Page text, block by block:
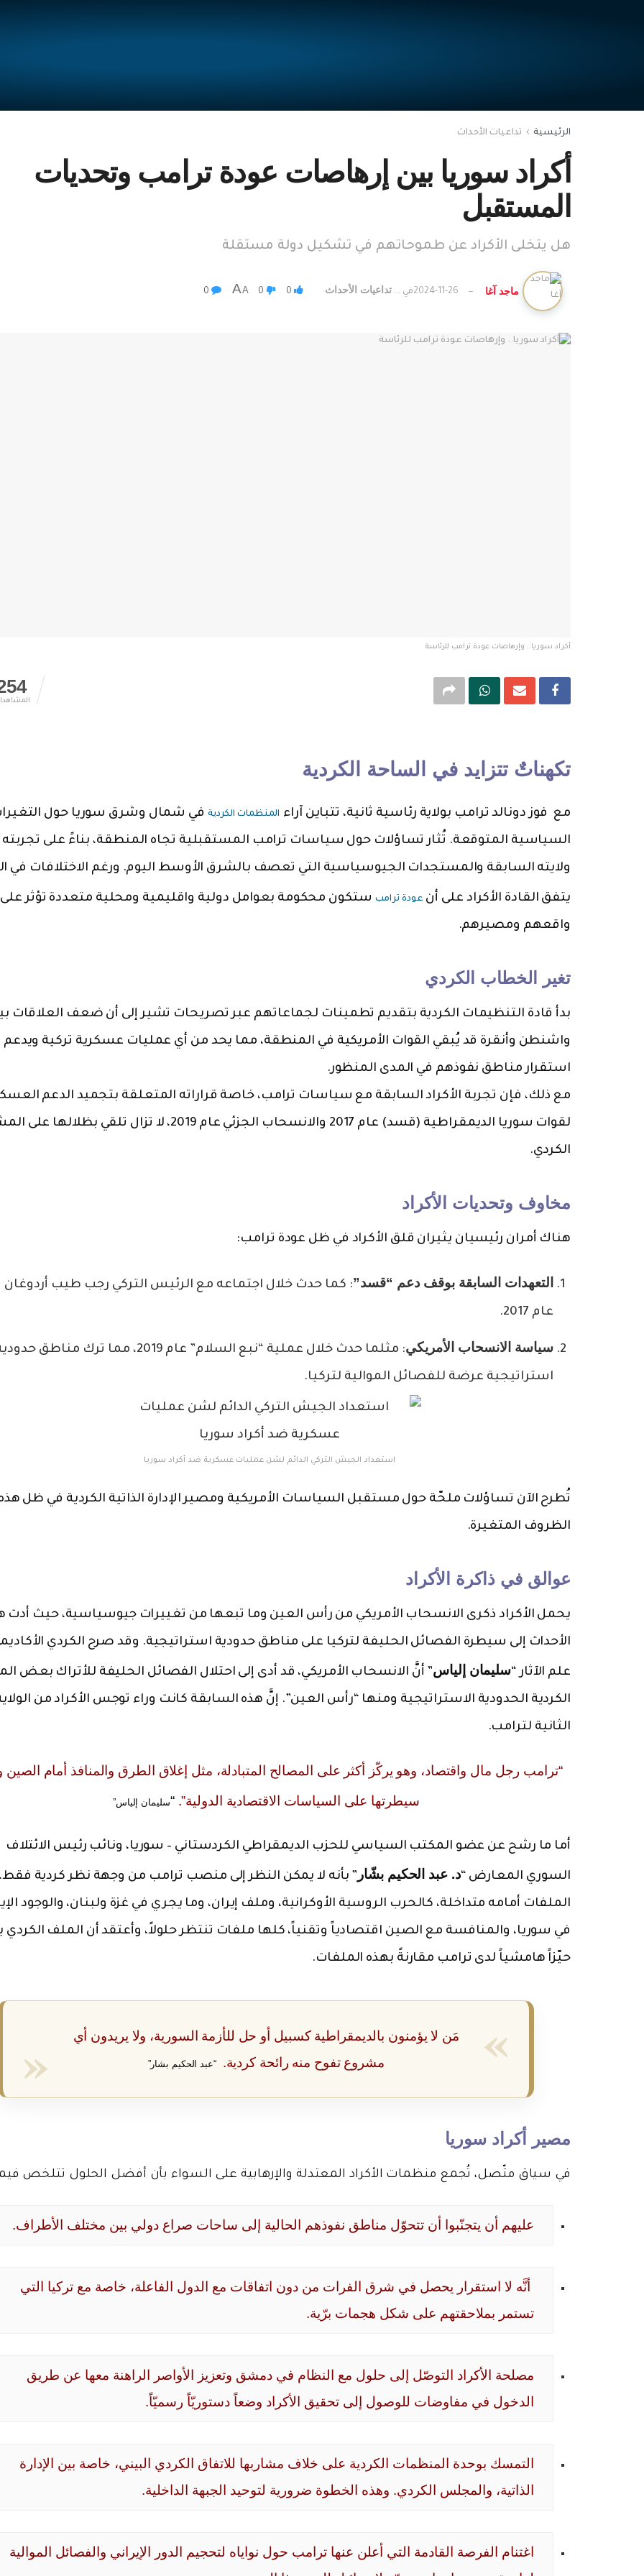
الرئيسية تداعيات الأحداث
أكراد سوريا بين إرهاصات عودة ترامب وتحديات
المستقبل
هل يتخلى الأكراد عن طموحاتهم في تشكيل دولة مستقلة
ماجد آغا 2024-11-26في ... تداعيات الأحداث 0
0
A
A
أكراد سوريا.. وإرهاصات عودة ترامب للرئاسة
تكهناتٌ تتزايد في الساحة الكردية
مع فوز دونالد ترامب بولاية رئاسية ثانية، تتباين آراء المنظمات الكردية في شمال وشرق سوريا حول
السياسية المتوقعة. تُثار تساؤلات حول سياسات ترامب المستقبلية تجاه المنطقة، بناءً على
ولايته السابقة والمستجدات الجيوسياسية التي تعصف بالشرق الأوسط اليوم. ورغم الاختلافات في
يتفق القادة الأكراد على أن عودة ترامب ستكون محكومة بعوامل دولية واقليمية ومحلية متعددة تؤثر على
واقعهم ومصيرهم.
تغير الخطاب الكردي
بدأ قادة التنظيمات الكردية بتقديم تطمينات لجماعاتهم عبر تصريحات تشير إلى أن ضعف العلاقات
واشنطن وأنقرة قد يُبقي القوات الأمريكية في المنطقة، مما يحد من أي عمليات عسكرية تركية ويدعم
استقرار مناطق نفوذهم في المدى المنظور.
مع ذلك، فإن تجربة الأكراد السابقة مع سياسات ترامب، خاصة قراراته المتعلقة بتجميد الدعم
لقوات سوريا الديمقراطية (قسد) عام 2017 والانسحاب الجزئي عام 2019، لا تزال تلقي
الكردي.
مخاوف وتحديات الأكراد
هناك أمران رئيسيان يثيران قلق الأكراد في ظل عودة ترامب:
التعهدات السابقة بوقف دعم “قسد”: كما حدث خلال اجتماعه مع الرئيس التركي رجب طيب أردوغان
عام 2017.
سياسة الانسحاب الأمريكي
: مثلما حدث خلال عملية “نبع السلام” عام 2019، مما ترك مناطق
استراتيجية عرضة للفصائل الموالية لتركيا.
استعداد الجيش التركي الدائم لشن عمليات عسكرية ضد أكراد سوريا
تُطرح الآن تساؤلات ملحّة حول مستقبل السياسات الأمريكية ومصير الإدارة الذاتية الكردية في ظل
الظروف المتغيرة.
عوالق في ذاكرة الأكراد
يحمل الأكراد ذكرى الانسحاب الأمريكي من رأس العين وما تبعها من تغييرات جيوسياسية، حيث أدت
الأحداث إلى سيطرة الفصائل الحليفة لتركيا على مناطق حدودية استراتيجية. وقد صرح الكردي
علم الآثار “سليمان إلياس” أنَّ الانسحاب الأمريكي، قد أدى إلى احتلال الفصائل الحليفة للأتراك بعض
الكردية الحدودية الاستراتيجية ومنها “رأس العين”. إنَّ هذه السابقة كانت وراء توجس الأكراد من
الثانية لترامب.
“ترامب رجل مال واقتصاد، وهو يركّز أكثر على المصالح المتبادلة، مثل إغلاق الطرق والمنافذ أمام الصين
سيطرتها على السياسات الاقتصادية الدولية”. “سليمان إلياس”
أما ما رشح عن عضو المكتب السياسي للحزب الديمقراطي الكردستاني – سوريا، ونائب رئيس الائتلاف
السوري المعارض “د. عبد الحكيم بشّار ” بأنه لا يمكن النظر إلى منصب ترامب من وجهة نظر كردية
الملفات أمامه متداخلة، كالحرب الروسية الأوكرانية، وملف إيران، وما يجري في غزة ولبنان، والوجود
في سوريا، والمنافسة مع الصين اقتصادياً وتقنياً، كلها ملفات تنتظر حلولاً، وأعتقد أن الملف الكردي
حيّزاً هامشياً لدى ترامب مقارنةً بهذه الملفات.
مَن لا يؤمنون بالديمقراطية كسبيل أو حل للأزمة السورية، ولا يريدون أي
مشروع تفوح منه رائحة كردية.
“عبد الحكيم بشار”
مصير أكراد سوريا
في سياق متّصل، تُجمع منظمات الأكراد المعتدلة والإرهابية على السواء بأن أفضل الحلول تتلخص
عليهم أن يتجنّبوا أن تتحوّل مناطق نفوذهم الحالية إلى ساحات صراع دولي بين مختلف الأطراف.
تستمر بملاحقتهم على شكل هجمات برّية.
الدخول في مفاوضات للوصول إلى تحقيق الأكراد وضعاً دستوريّاً رسميّاً.
الذاتية، والمجلس الكردي. وهذه الخطوة ضرورية لتوحيد الجبهة الداخلية.